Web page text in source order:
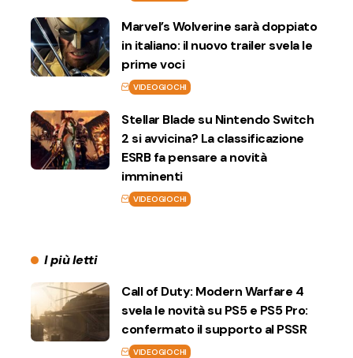
Marvel’s Wolverine sarà doppiato
in italiano: il nuovo trailer svela le
prime voci
VIDEOGIOCHI
Stellar Blade su Nintendo Switch
2 si avvicina? La classificazione
ESRB fa pensare a novità
imminenti
VIDEOGIOCHI
I più letti
Call of Duty: Modern Warfare 4
svela le novità su PS5 e PS5 Pro:
confermato il supporto al PSSR
VIDEOGIOCHI